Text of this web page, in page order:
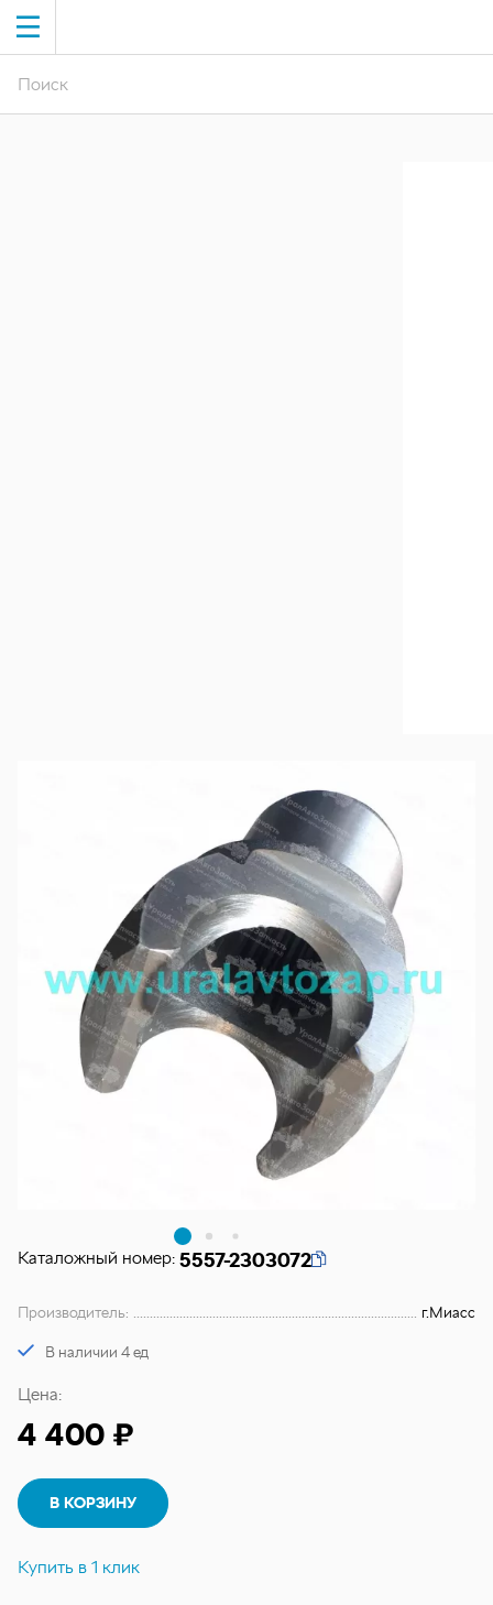
Каталожный номер: 5557-2303072
Производитель: г.Миасс
В наличии 4 ед
Цена:
4 400 ₽
В КОРЗИНУ
Купить в 1 клик